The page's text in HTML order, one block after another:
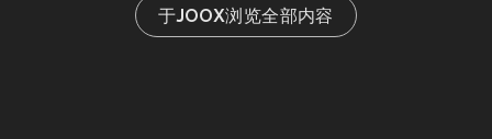
于JOOX浏览全部内容